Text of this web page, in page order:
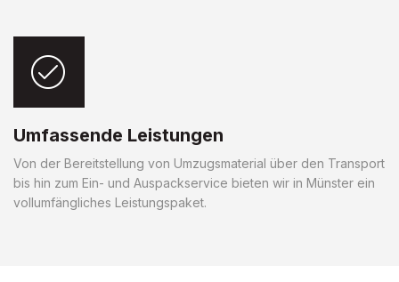
Umfassende Leistungen
Von der Bereitstellung von Umzugsmaterial über den Transport
bis hin zum Ein- und Auspackservice bieten wir in Münster ein
vollumfängliches Leistungspaket.